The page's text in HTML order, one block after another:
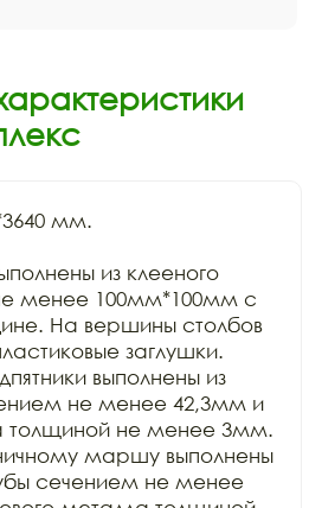
мм.
из клееного
менее 100мм*100мм с
На вершины столбов
заглушки.
выполнены из
не менее 42,3мм и
толщиной не менее 3мм.
маршу выполнены
сечением не менее